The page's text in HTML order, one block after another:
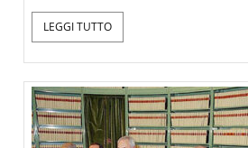
LEGGI TUTTO